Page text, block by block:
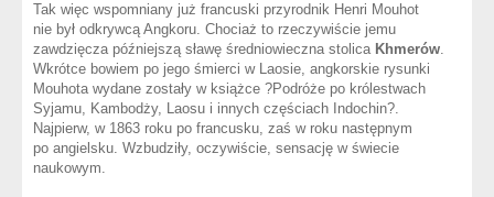
Tak więc wspomniany już francuski przyrodnik Henri Mouhot
nie był odkrywcą Angkoru. Chociaż to rzeczywiście jemu
zawdzięcza późniejszą sławę średniowieczna stolica Khmerów.
Wkrótce bowiem po jego śmierci w Laosie, angkorskie rysunki
Mouhota wydane zostały w książce ?Podróże po królestwach
Syjamu, Kambodży, Laosu i innych częściach Indochin?.
Najpierw, w 1863 roku po francusku, zaś w roku następnym
po angielsku. Wzbudziły, oczywiście, sensację w świecie
naukowym.